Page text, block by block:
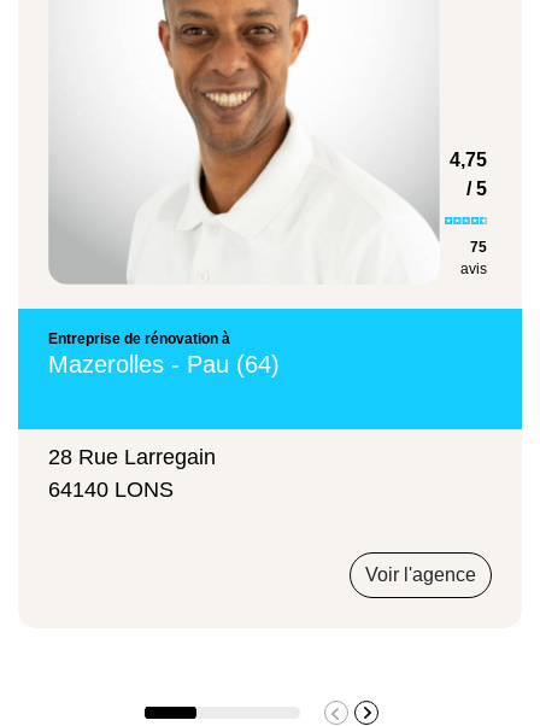
Démolition de murs porteurs
Pose de faïence murale
67,95 €/m²
Revêtement de vos sols
4,75
/ 5
75
avis
Entreprise de rénovation à
Mazerolles - Pau (64)
28 Rue Larregain
64140 LONS
Voir l'agence